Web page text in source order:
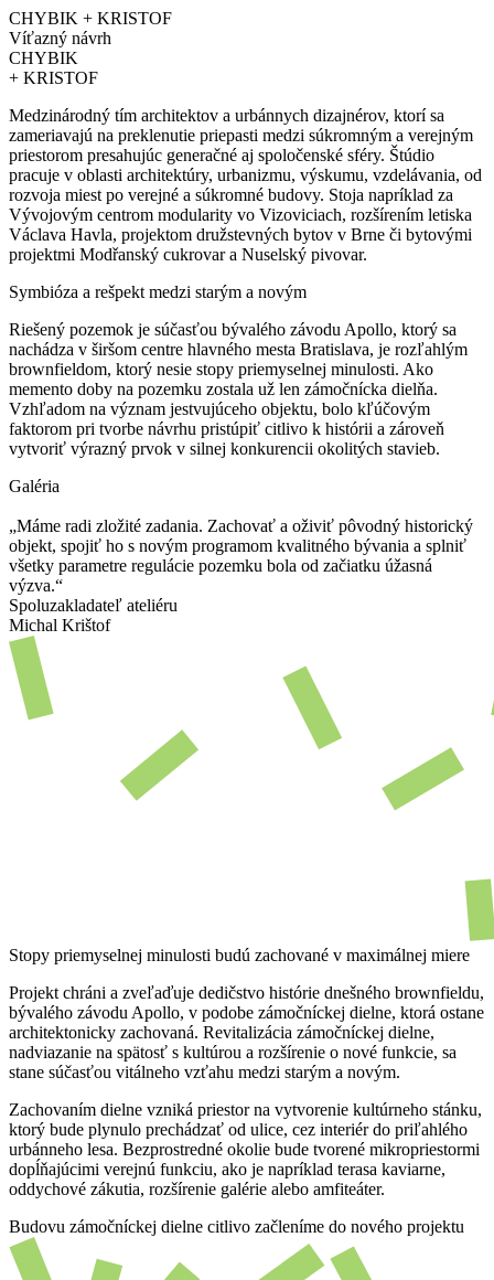
CHYBIK + KRISTOF
Víťazný návrh
CHYBIK
+ KRISTOF
Medzinárodný tím architektov a urbánnych dizajnérov, ktorí sa
zameriavajú na preklenutie priepasti medzi súkromným a verejným
priestorom presahujúc generačné aj spoločenské sféry. Štúdio
pracuje v oblasti architektúry, urbanizmu, výskumu, vzdelávania, od
rozvoja miest po verejné a súkromné budovy. Stoja napríklad za
Vývojovým centrom modularity vo Vizoviciach, rozšírením letiska
Václava Havla, projektom družstevných bytov v Brne či bytovými
projektmi Modřanský cukrovar a Nuselský pivovar.
Symbióza a rešpekt medzi starým a novým
Riešený pozemok je súčasťou bývalého závodu Apollo, ktorý sa
nachádza v širšom centre hlavného mesta Bratislava, je rozľahlým
brownfieldom, ktorý nesie stopy priemyselnej minulosti. Ako
memento doby na pozemku zostala už len zámočnícka dielňa.
Vzhľadom na význam jestvujúceho objektu, bolo kľúčovým
faktorom pri tvorbe návrhu pristúpiť citlivo k histórii a zároveň
vytvoriť výrazný prvok v silnej konkurencii okolitých stavieb.
Galéria
„Máme radi zložité zadania. Zachovať a oživiť pôvodný historický
objekt, spojiť ho s novým programom kvalitného bývania a splniť
všetky parametre regulácie pozemku bola od začiatku úžasná
výzva.“
Spoluzakladateľ ateliéru
Michal Krištof
Stopy priemyselnej minulosti budú zachované v maximálnej miere
Projekt chráni a zveľaďuje dedičstvo histórie dnešného brownfieldu,
bývalého závodu Apollo, v podobe zámočníckej dielne, ktorá ostane
architektonicky zachovaná. Revitalizácia zámočníckej dielne,
nadviazanie na spätosť s kultúrou a rozšírenie o nové funkcie, sa
stane súčasťou vitálneho vzťahu medzi starým a novým.
Zachovaním dielne vzniká priestor na vytvorenie kultúrneho stánku,
ktorý bude plynulo prechádzať od ulice, cez interiér do priľahlého
urbánneho lesa. Bezprostredné okolie bude tvorené mikropriestormi
dopĺňajúcimi verejnú funkciu, ako je napríklad terasa kaviarne,
oddychové zákutia, rozšírenie galérie alebo amfiteáter.
Budovu zámočníckej dielne citlivo začleníme do nového projektu